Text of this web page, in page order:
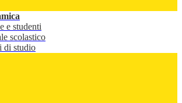
e studenti
scolastico
di studio